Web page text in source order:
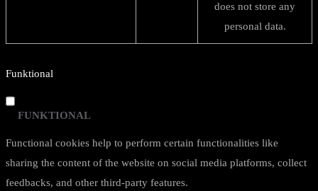
does not store any
personal data.
Funktional
FUNKTIONAL
Functional cookies help to perform certain functionalities like
sharing the content of the website on social media platforms, collect
feedbacks, and other third-party features.